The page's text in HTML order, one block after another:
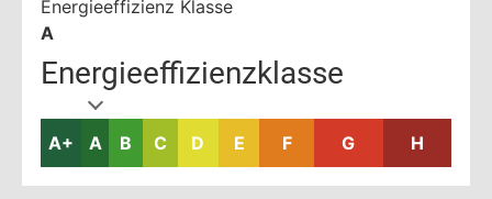
Energieeffizienz Klasse
A
Energieeffizienzklasse
A+ A B C D E F G H